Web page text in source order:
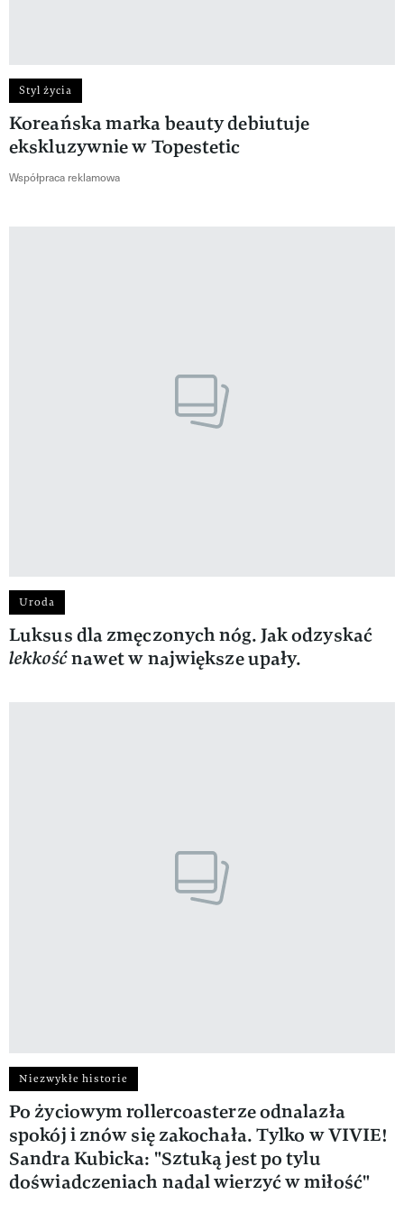
Styl życia
Koreańska marka beauty debiutuje
ekskluzywnie w Topestetic
Współpraca reklamowa
Uroda
Luksus dla zmęczonych nóg. Jak odzyskać
lekkośćnawet w największe upały.
Niezwykłe historie
Po życiowym rollercoasterze odnalazła
spokój i znów się zakochała. Tylko w VIVIE!
Sandra Kubicka: "Sztuką jest po tylu
doświadczeniach nadal wierzyć w miłość"